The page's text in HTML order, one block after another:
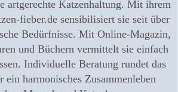
artgerechte Katzenhaltung. Mit ihrem
fieber.de sensibilisiert sie seit über
Bedürfnisse. Mit Online-Magazin,
und Büchern vermittelt sie einfach
Individuelle Beratung rundet das
ein harmonisches Zusammenleben